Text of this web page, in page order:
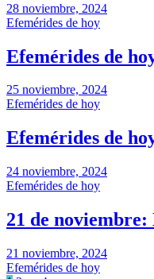
28 noviembre, 2024
Efemérides de hoy
Efemérides de
25 noviembre, 2024
Efemérides de hoy
Efemérides de
24 noviembre, 2024
Efemérides de hoy
21 de noviembre:
21 noviembre, 2024
Efemérides de hoy